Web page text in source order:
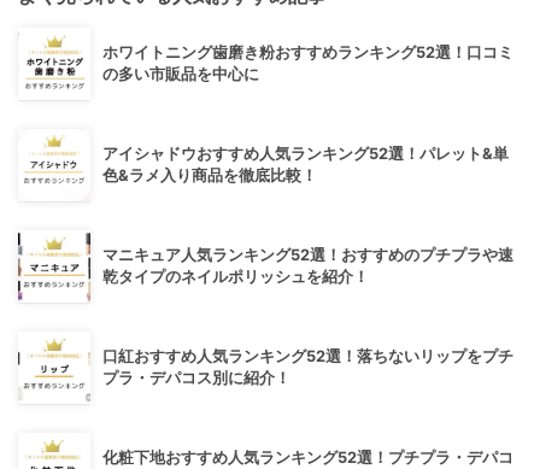
ホワイトニング歯磨き粉おすすめランキング52選！口コミ
の多い市販品を中心に
アイシャドウおすすめ人気ランキング52選！パレット&単
色&ラメ入り商品を徹底比較！
マニキュア人気ランキング52選！おすすめのプチプラや速
乾タイプのネイルポリッシュを紹介！
口紅おすすめ人気ランキング52選！落ちないリップをプチ
プラ・デパコス別に紹介！
化粧下地おすすめ人気ランキング52選！プチプラ・デパコ